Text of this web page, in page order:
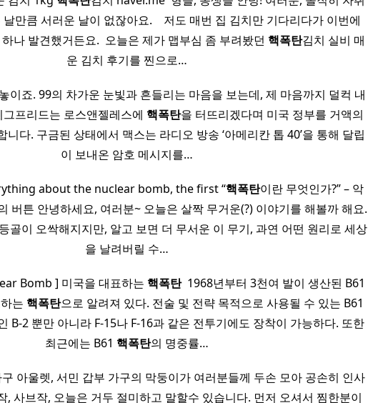
만큼 서러운 날이 없잖아요. ​ ​ ​ 저도 매번 집 김치만 기다리다가 이번에
나 발견했거든요. ​ 오늘은 제가 맵부심 좀 부려봤던 핵폭탄김치 실비 매
운 김치 후기를 찐으로…
이죠. 99의 차가운 눈빛과 흔들리는 마음을 보는데, 제 마음까지 덜컥 내
프리드는 로스앤젤레스에 핵폭탄을 터뜨리겠다며 미국 정부를 거액의
니다. 구금된 상태에서 맥스는 라디오 방송 ‘아메리칸 톱 40’을 통해 달립
이 보내온 암호 메시지를…
about the nuclear bomb, the first “핵폭탄이란 무엇인가?” – 악
버튼 안녕하세요, 여러분~ 오늘은 살짝 무거운(?) 이야기를 해볼까 해요.
골이 오싹해지지만, 알고 보면 더 무서운 이 무기, 과연 어떤 원리로 세상
을 날려버릴 수…
Bomb ] 미국을 대표하는 핵폭탄​ 1968년부터 3천여 발이 생산된 B61
는 핵폭탄으로 알려져 있다. 전술 및 전략 목적으로 사용될 수 있는 B61
B-2 뿐만 아니라 F-15나 F-16과 같은 전투기에도 장착이 가능하다. 또한
최근에는 B61 핵폭탄의 명중률…
아울렛, 서민 갑부 가구의 막둥이가 여러분들께 두손 모아 공손히 인사
, 사브작, 오늘은 거두 절미하고 말할수 있습니다. 먼저 오셔서 찜한분이